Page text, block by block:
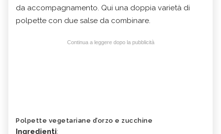
da accompagnamento. Qui una doppia varietà di
polpette con due salse da combinare.
Continua a leggere dopo la pubblicità
Polpette vegetariane d’orzo e zucchine
Ingredienti: